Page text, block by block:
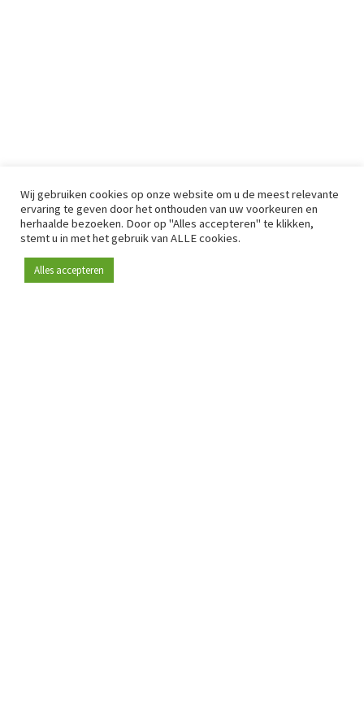
Wij gebruiken cookies op onze website om u de meest relevante
ervaring te geven door het onthouden van uw voorkeuren en
herhaalde bezoeken. Door op "Alles accepteren" te klikken,
stemt u in met het gebruik van ALLE cookies.
Alles accepteren